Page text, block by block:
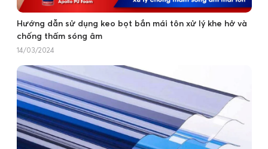
Hướng dẫn sử dụng keo bọt bắn mái tôn xử lý khe hở và
chống thấm sóng âm
14/03/2024